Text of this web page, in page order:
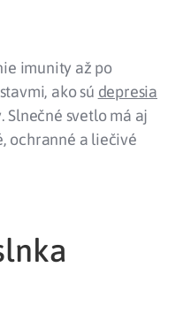
imunity až po
ako sú depresia
Slnečné svetlo má aj
ochranné a liečivé